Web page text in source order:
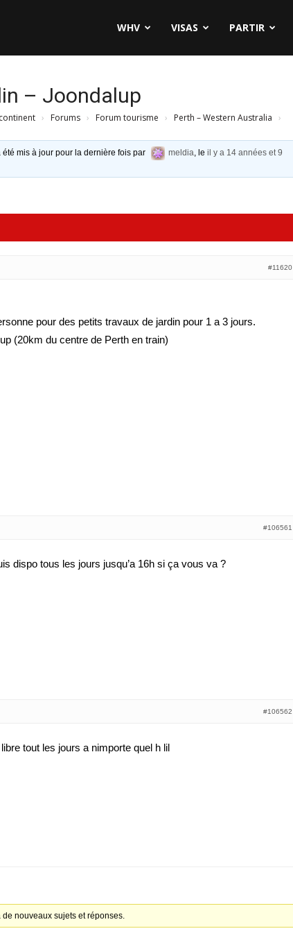
WHV VISAS PARTIR
– Joondalup
› Forums › Forum tourisme › Perth – Western Australia ›
mis à jour pour la dernière fois par meldia, leil y a 14 années et 9
#11620
pour des petits travaux de jardin pour 1 a 3 jours.
(20km du centre de Perth en train)
#106561
dispo tous les jours jusqu’a 16h si ça vous va ?
#106562
tout les jours a nimporte quel h lil
de nouveaux sujets et réponses.